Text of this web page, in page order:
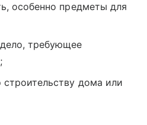
особенно предметы для
требующее
строительству дома или